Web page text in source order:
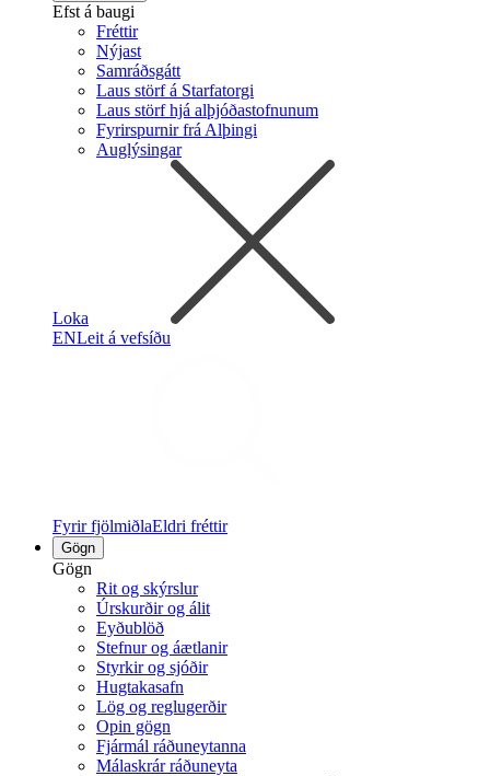
Efst á baugi
Fréttir
Nýjast
Samráðsgátt
Laus störf á Starfatorgi
Laus störf hjá alþjóðastofnunum
Fyrirspurnir frá Alþingi
Auglýsingar
Loka
ENLeit á vefsíðu
Fyrir fjölmiðlaEldri fréttir
Gögn
Gögn
Rit og skýrslur
Úrskurðir og álit
Eyðublöð
Stefnur og áætlanir
Styrkir og sjóðir
Hugtakasafn
Lög og reglugerðir
Opin gögn
Fjármál ráðuneytanna
Málaskrár ráðuneyta